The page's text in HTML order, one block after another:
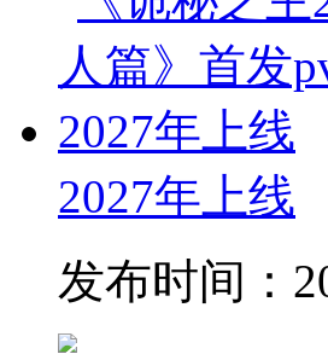
2027年上线
发布时间：